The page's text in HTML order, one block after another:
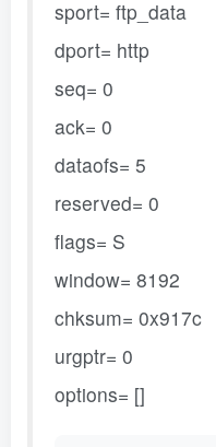
sport= ftp_data
dport= http
seq= 0
ack= 0
dataofs= 5
reserved= 0
flags= S
window= 8192
chksum= 0x917c
urgptr= 0
options= []